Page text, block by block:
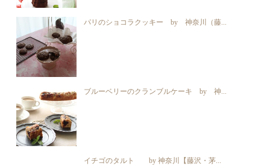
パリのショコラクッキー by 神奈川（藤...
ブルーベリーのクランブルケーキ by 神...
イチゴのタルト by 神奈川【藤沢・茅...